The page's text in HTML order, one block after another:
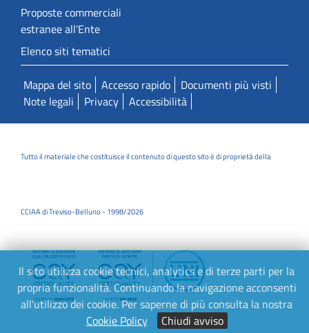
Il sito utilizza cookie tecnici, analytics e di terze parti per la
propria funzionalità. Continuando la navigazione acconsenti
all'utilizzo dei cookie. Per saperne di più consulta la nostra
Cookie Policy
Chiudi avviso
Proposte commerciali
estranee all'Ente
Elenco siti tematici
Mappa del sito Accesso rapido
Documenti più visti
Note legali
Privacy Accessibilità
Tutto il materiale che costituisce il contenuto di questo sito è di proprietà della
CCIAA di Treviso-Belluno - 1998/2026